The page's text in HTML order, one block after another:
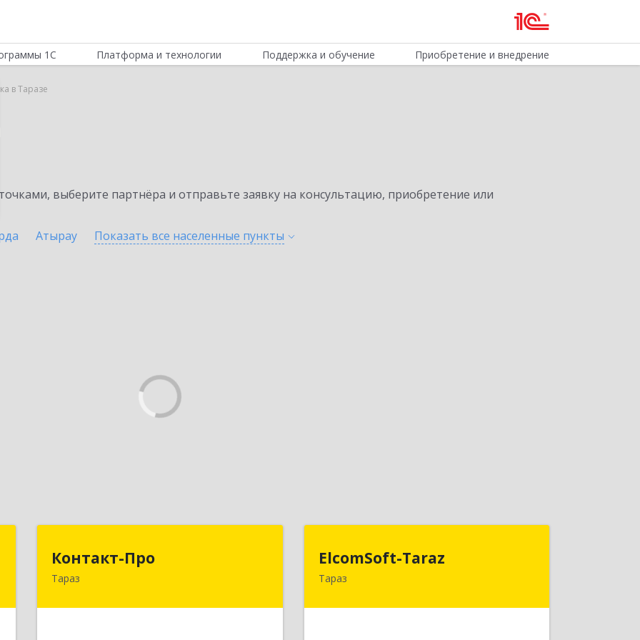
1С Платформа и технологии Поддержка и обучение Приобретение и внедрение
в Таразе
выберите партнёра и отправьте заявку на консультацию, приобретение или
Атырау Показать все населенные пункты
Контакт-Про
Тараз
ElcomSoft-Taraz
Тараз